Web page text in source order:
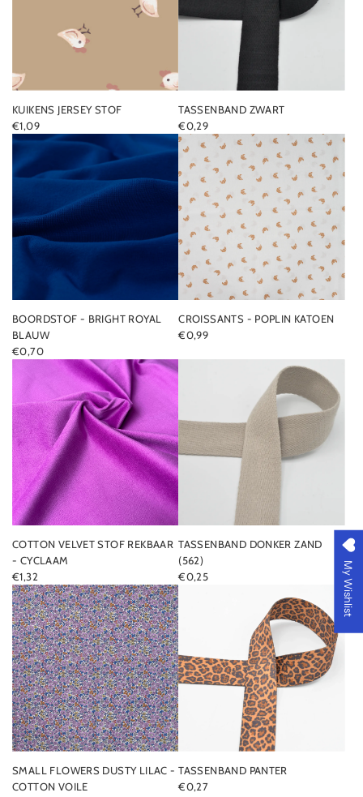
KUIKENS JERSEY STOF
€1,09
TASSENBAND ZWART
€0,29
BOORDSTOF - BRIGHT ROYAL
BLAUW
€0,70
CROISSANTS - POPLIN KATOEN
€0,99
COTTON VELVET STOF REKBAAR
- CYCLAAM
€1,32
TASSENBAND DONKER ZAND
(562)
€0,25
SMALL FLOWERS DUSTY LILAC -
COTTON VOILE
TASSENBAND PANTER
€0,27
My Wishlist